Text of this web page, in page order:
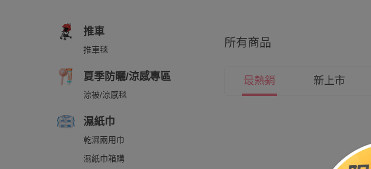
推車
推車毯
夏季防曬/涼感專區
涼被/涼感毯
濕紙巾
乾濕兩用巾
濕紙巾箱購
所有商品
最熱銷 新上市